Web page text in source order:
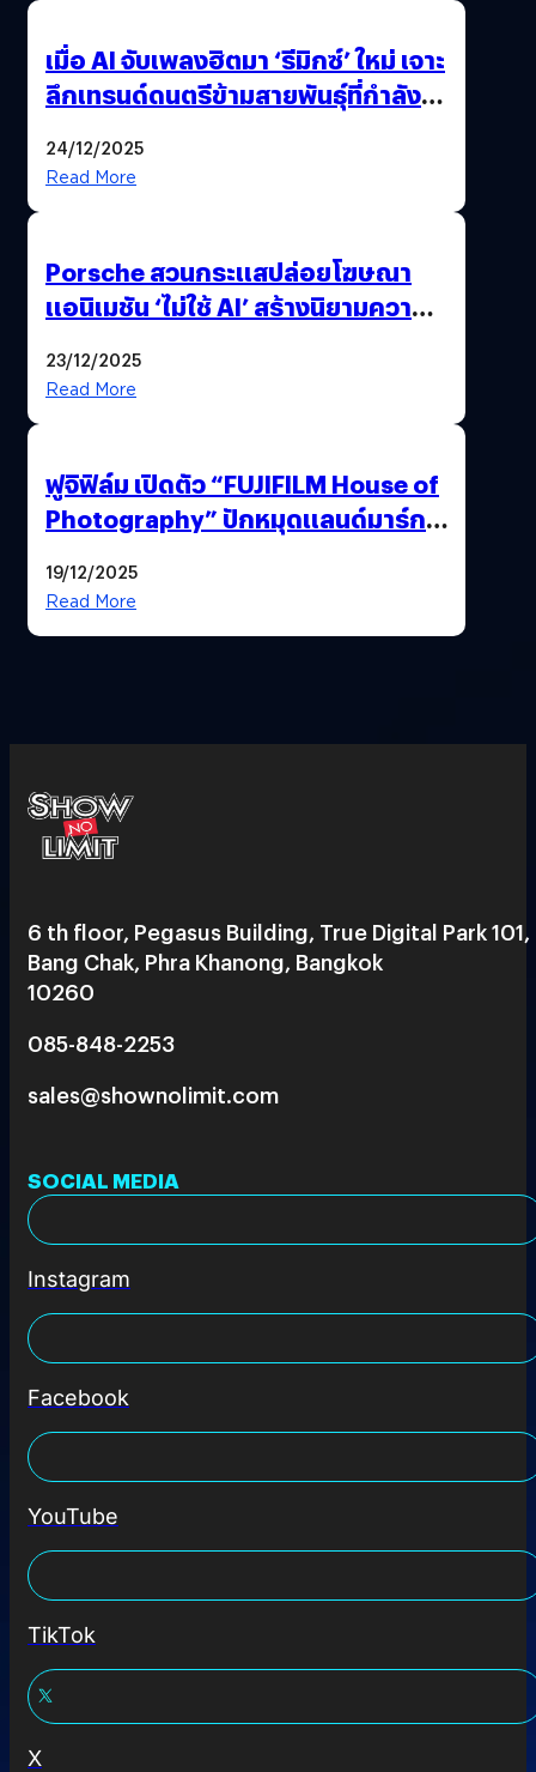
เมื่อ AI จับเพลงฮิตมา ‘รีมิกซ์’ ใหม่ เจาะ
ลึกเทรนด์ดนตรีข้ามสายพันธุ์ที่กำลัง
24/12/2025
Read More
Porsche สวนกระแสปล่อยโฆษณา
แอนิเมชัน ‘ไม่ใช้ AI’ สร้างนิยามความ
23/12/2025
Read More
ฟูจิฟิล์ม เปิดตัว “FUJIFILM House of
Photography” ปักหมุดแลนด์มาร์ก
19/12/2025
Read More
6 th floor, Pegasus Building, True Digital Park 101,
Bang Chak, Phra Khanong, Bangkok
10260
085-848-2253
sales@shownolimit.com
SOCIAL MEDIA
Instagram
Facebook
YouTube
TikTok
X